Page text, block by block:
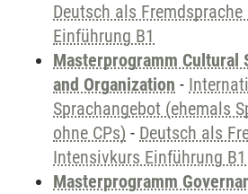
Deutsch als
Einführung B1
Masterprogramm Cultural
and Organization -
Sprachangebot (ehemals
ohne CPs) - Deutsch als
Intensivkurs Einführung B1
Masterprogramm